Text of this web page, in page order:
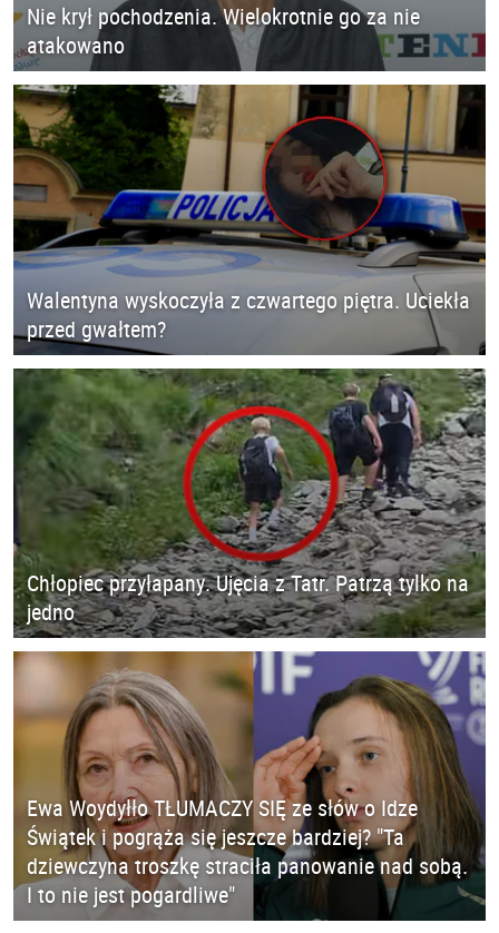
Nie krył pochodzenia. Wielokrotnie go za nie
atakowano
Walentyna wyskoczyła z czwartego piętra. Uciekła
przed gwałtem?
Chłopiec przyłapany. Ujęcia z Tatr. Patrzą tylko na
jedno
Ewa Woydyłło TŁUMACZY SIĘ ze słów o Idze
Świątek i pogrąża się jeszcze bardziej? "Ta
dziewczyna troszkę straciła panowanie nad sobą.
I to nie jest pogardliwe"